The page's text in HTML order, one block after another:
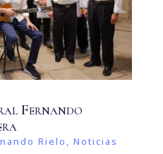
Fernando
Rielo , Noticias